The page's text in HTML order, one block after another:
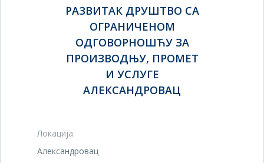
РАЗВИТАК ДРУШТВО СА
ОГРАНИЧЕНОМ
ОДГОВОРНОШЋУ ЗА
ПРОИЗВОДЊУ, ПРОМЕТ
И УСЛУГЕ
АЛЕКСАНДРОВАЦ
Локација:
Александровац